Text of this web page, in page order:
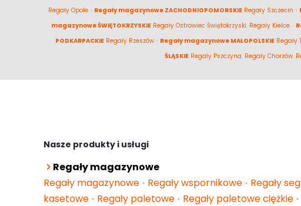
Regały Opole • Regały magazynowe ZACHODNIOPOMORSKIE Regały Szczecin •
magazynowe ŚWIĘTOKRZYSKIE Regały Ostrowiec Świętokrzyski Regały Kielce•
PODKARPACKIE Regały Rzeszów• Regały magazynowe MAŁOPOLSKIE Regały
ŚLĄSKIE Regały Pszczyna Regały Chorzów
Nasze produkty i usługi
Regały magazynowe
Regały magazynowe • Regały wspornikowe • Regały
kasetowe • Regały paletowe • Regały paletowe ciężkie •